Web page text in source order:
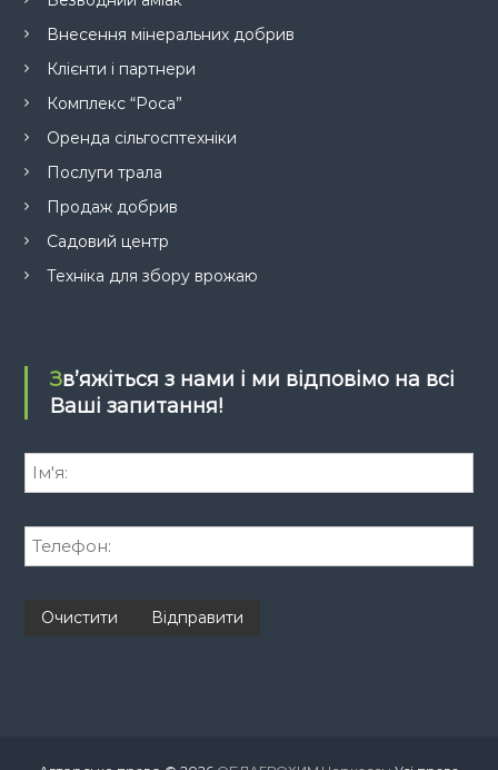
Внесення мінеральних добрив
Клієнти і партнери
Комплекс “Роса”
Оренда сільгосптехніки
Послуги трала
Продаж добрив
Садовий центр
Техніка для збору врожаю
Зв’яжіться з нами і ми відповімо на всі
Ваші запитання!